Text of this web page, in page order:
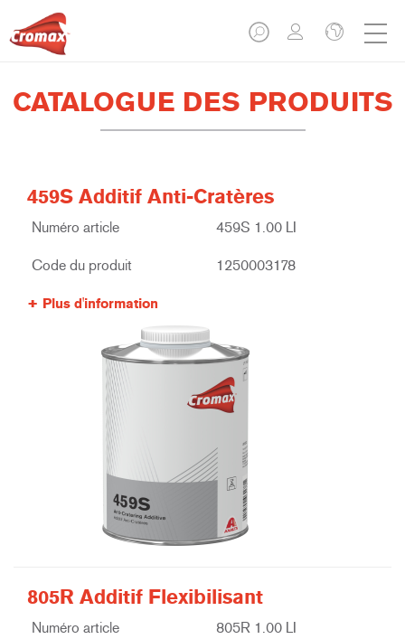
CATALOGUE DES PRODUITS
459S Additif Anti-Cratères
Numéro article 459S 1.00 LI
Code du produit 1250003178
Plus d'information
805R Additif Flexibilisant
Numéro article 805R 1.00 LI